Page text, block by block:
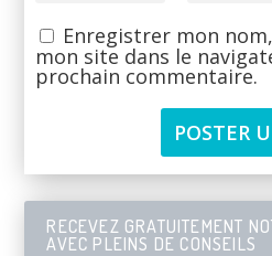
Enregistrer mon
mon site dans le
prochain commentaire.
RECEVEZ GRATUITEMENT
AVEC PLEINS DE CONSEILS